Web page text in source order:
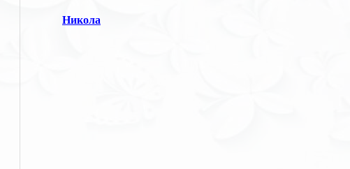
Никола